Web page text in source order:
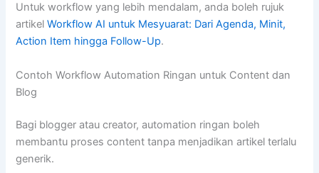
Untuk workflow yang lebih mendalam, anda boleh rujuk
artikelWorkflow AI untuk Mesyuarat: Dari Agenda, Minit,
Action Item hingga Follow-Up.
Contoh Workflow Automation Ringan untuk Content dan
Blog
Bagi blogger atau creator, automation ringan boleh
membantu proses content tanpa menjadikan artikel terlalu
generik.